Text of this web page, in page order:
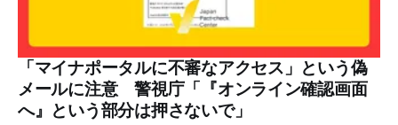
ポストされ、表示は20万件を超える。 投稿には「私の日本
語力が衰えていたら申し訳ないですが、動画に『韓国』と書
いてあるように見えます」などの英語の指摘もあるが、「日
本が犯した残虐行為を謝罪するのは悪いことだと思わない」
「共産主義者に恥じて頭を下げるべき人はいない」など、拡
散した投稿を真に受けた反応も多いため検証する。 検証過
程 動
「マイナポータルに不審なアクセス」という偽
メールに注意 警視庁「『オンライン確認画面
へ』という部分は押さないで」